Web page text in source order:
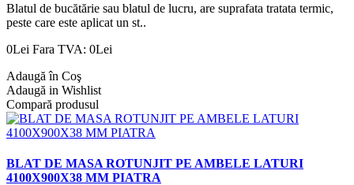
Blatul de bucătărie sau blatul de lucru, are suprafata tratata termic,
peste care este aplicat un st..
0Lei Fara TVA: 0Lei
Adaugă în Coş
Adaugă in Wishlist
Compară produsul
BLAT DE MASA ROTUNJIT PE AMBELE LATURI
4100X900X38 MM PIATRA